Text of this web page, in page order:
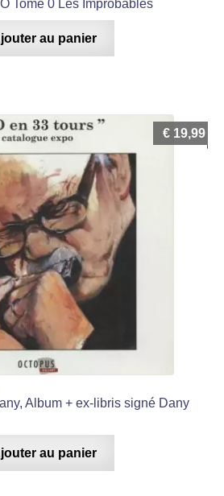
Tome 0 Les Improbables
au panier
Album + ex-libris signé Dany
€ 19,99
au panier